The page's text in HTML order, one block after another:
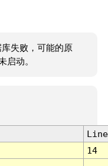
失败，可能的原
启动。
Line
14